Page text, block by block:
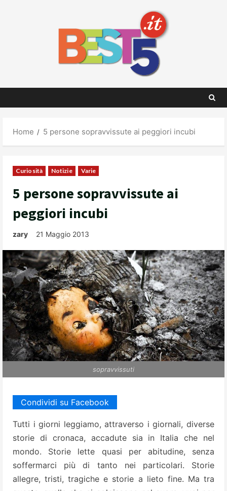
Home 5 persone sopravvissute ai peggiori incubi
Curiosità Notizie Varie
5 persone sopravvissute ai
peggiori incubi
zary 21 Maggio 2013
sopravvissuti
Condividi su Facebook
Tutti i giorni leggiamo, attraverso i giornali, diverse
storie di cronaca, accadute sia in Italia che nel
mondo. Storie lette quasi per abitudine, senza
soffermarci più di tanto nei particolari. Storie
allegre, tristi, tragiche e storie a lieto fine. Ma tra